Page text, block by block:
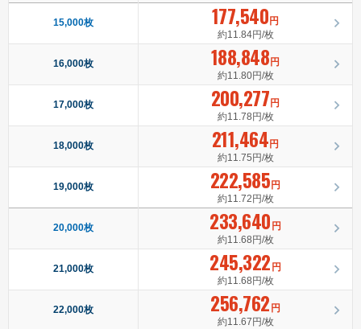
15,000枚 177,540円
約11.84円/枚
16,000枚 188,848円
約11.80円/枚
17,000枚 200,277円
約11.78円/枚
18,000枚 211,464円
約11.75円/枚
19,000枚 222,585円
約11.72円/枚
20,000枚 233,640 円
約11.68円/枚
21,000枚 245,322 円
約11.68円/枚
22,000枚 256,762 円
約11.67円/枚